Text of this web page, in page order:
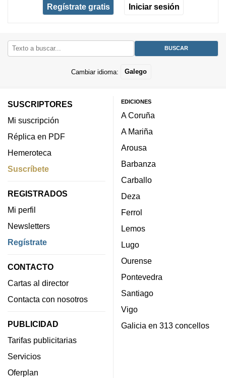
Regístrate gratis Iniciar sesión
Cambiar idioma: Galego
SUSCRIPTORES
Mi suscripción
Réplica en PDF
Hemeroteca
Suscríbete
REGISTRADOS
Mi perfil
Newsletters
Regístrate
CONTACTO
Cartas al director
Contacta con nosotros
PUBLICIDAD
Tarifas publicitarias
Servicios
Oferplan
EDICIONES
A Coruña
A Mariña
Arousa
Barbanza
Carballo
Deza
Ferrol
Lemos
Lugo
Ourense
Pontevedra
Santiago
Vigo
Galicia en 313 concellos